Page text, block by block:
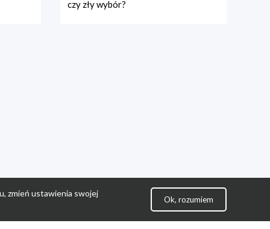
czy zły wybór?
zmień ustawienia swojej
Ok, rozumiem